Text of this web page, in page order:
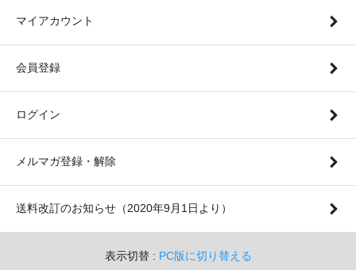
マイアカウント
会員登録
ログイン
メルマガ登録・解除
送料改訂のお知らせ（2020年9月1日より）
表示切替 : PC版に切り替える